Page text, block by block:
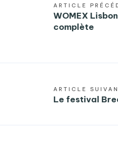
ARTICLE
WOMEX
complète
ARTICLE
Le festival